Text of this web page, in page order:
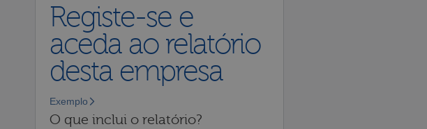
Registe-se e
aceda ao relatório
desta empresa
Exemplo
O que inclui o relatório?